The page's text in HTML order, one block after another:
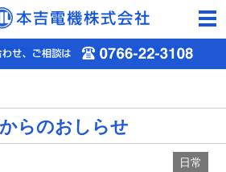
らのおしらせ
日常